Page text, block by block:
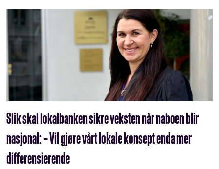
Slik skal lokalbanken sikre veksten når naboen blir
nasjonal: – Vil gjøre vårt lokale konsept enda mer
differensierende